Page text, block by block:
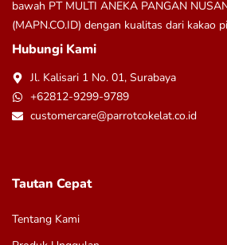
bawah PT MULTI ANEKA PANGAN
(MAPN.CO.ID) dengan kualitas dari kakao
Hubungi Kami
Jl. Kalisari 1 No. 01, Surabaya
+62812-9299-9789
customercare@parrotcokelat.co.id
Tautan Cepat
Tentang Kami